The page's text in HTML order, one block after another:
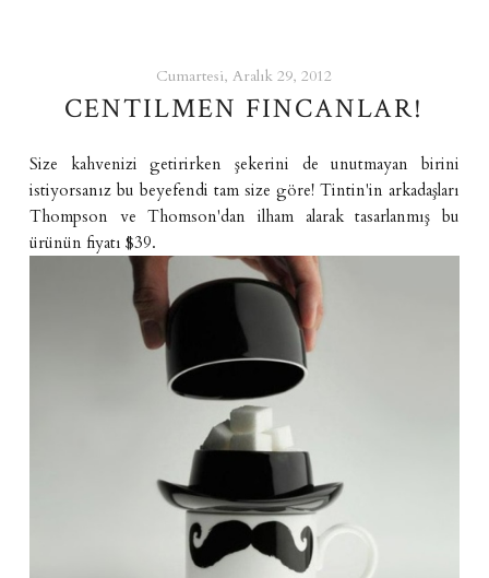
Cumartesi, Aralık 29, 2012
CENTILMEN FINCANLAR!
Size kahvenizi getirirken şekerini de unutmayan birini
istiyorsanız bu beyefendi tam size göre! Tintin'in arkadaşları
Thompson ve Thomson'dan ilham alarak tasarlanmış bu
ürünün fiyatı $39.